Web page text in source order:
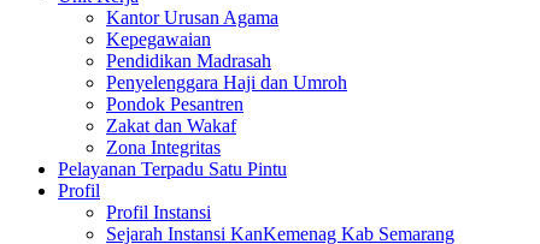
Kantor Urusan Agama
Kepegawaian
Pendidikan Madrasah
Penyelenggara Haji dan Umroh
Pondok Pesantren
Zakat dan Wakaf
Zona Integritas
Pelayanan Terpadu Satu Pintu
Profil
Profil Instansi
Sejarah Instansi KanKemenag Kab Semarang